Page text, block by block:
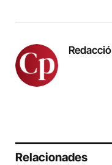
Redacció
Relacionades